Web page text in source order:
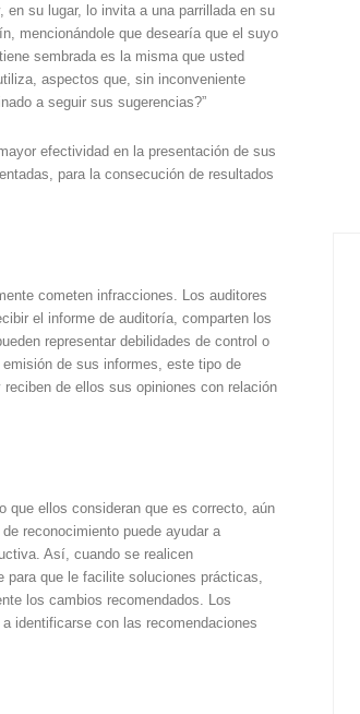
su lugar, lo invita a una parrillada en su
mencionándole que desearía que el suyo
sembrada es la misma que usted
aspectos que, sin inconveniente
a seguir sus sugerencias?”
efectividad en la presentación de sus
para la consecución de resultados
cometen infracciones. Los auditores
el informe de auditoría, comparten los
representar debilidades de control o
de sus informes, este tipo de
de ellos sus opiniones con relación
que ellos consideran que es correcto, aún
reconocimiento puede ayudar a
Así, cuando se realicen
que le facilite soluciones prácticas,
los cambios recomendados. Los
identificarse con las recomendaciones